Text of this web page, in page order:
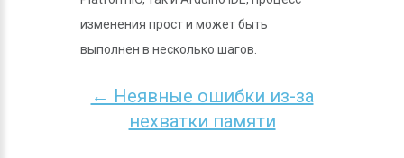
изменения прост и может быть
выполнен в несколько шагов.
← Неявные ошибки из-за
нехватки памяти